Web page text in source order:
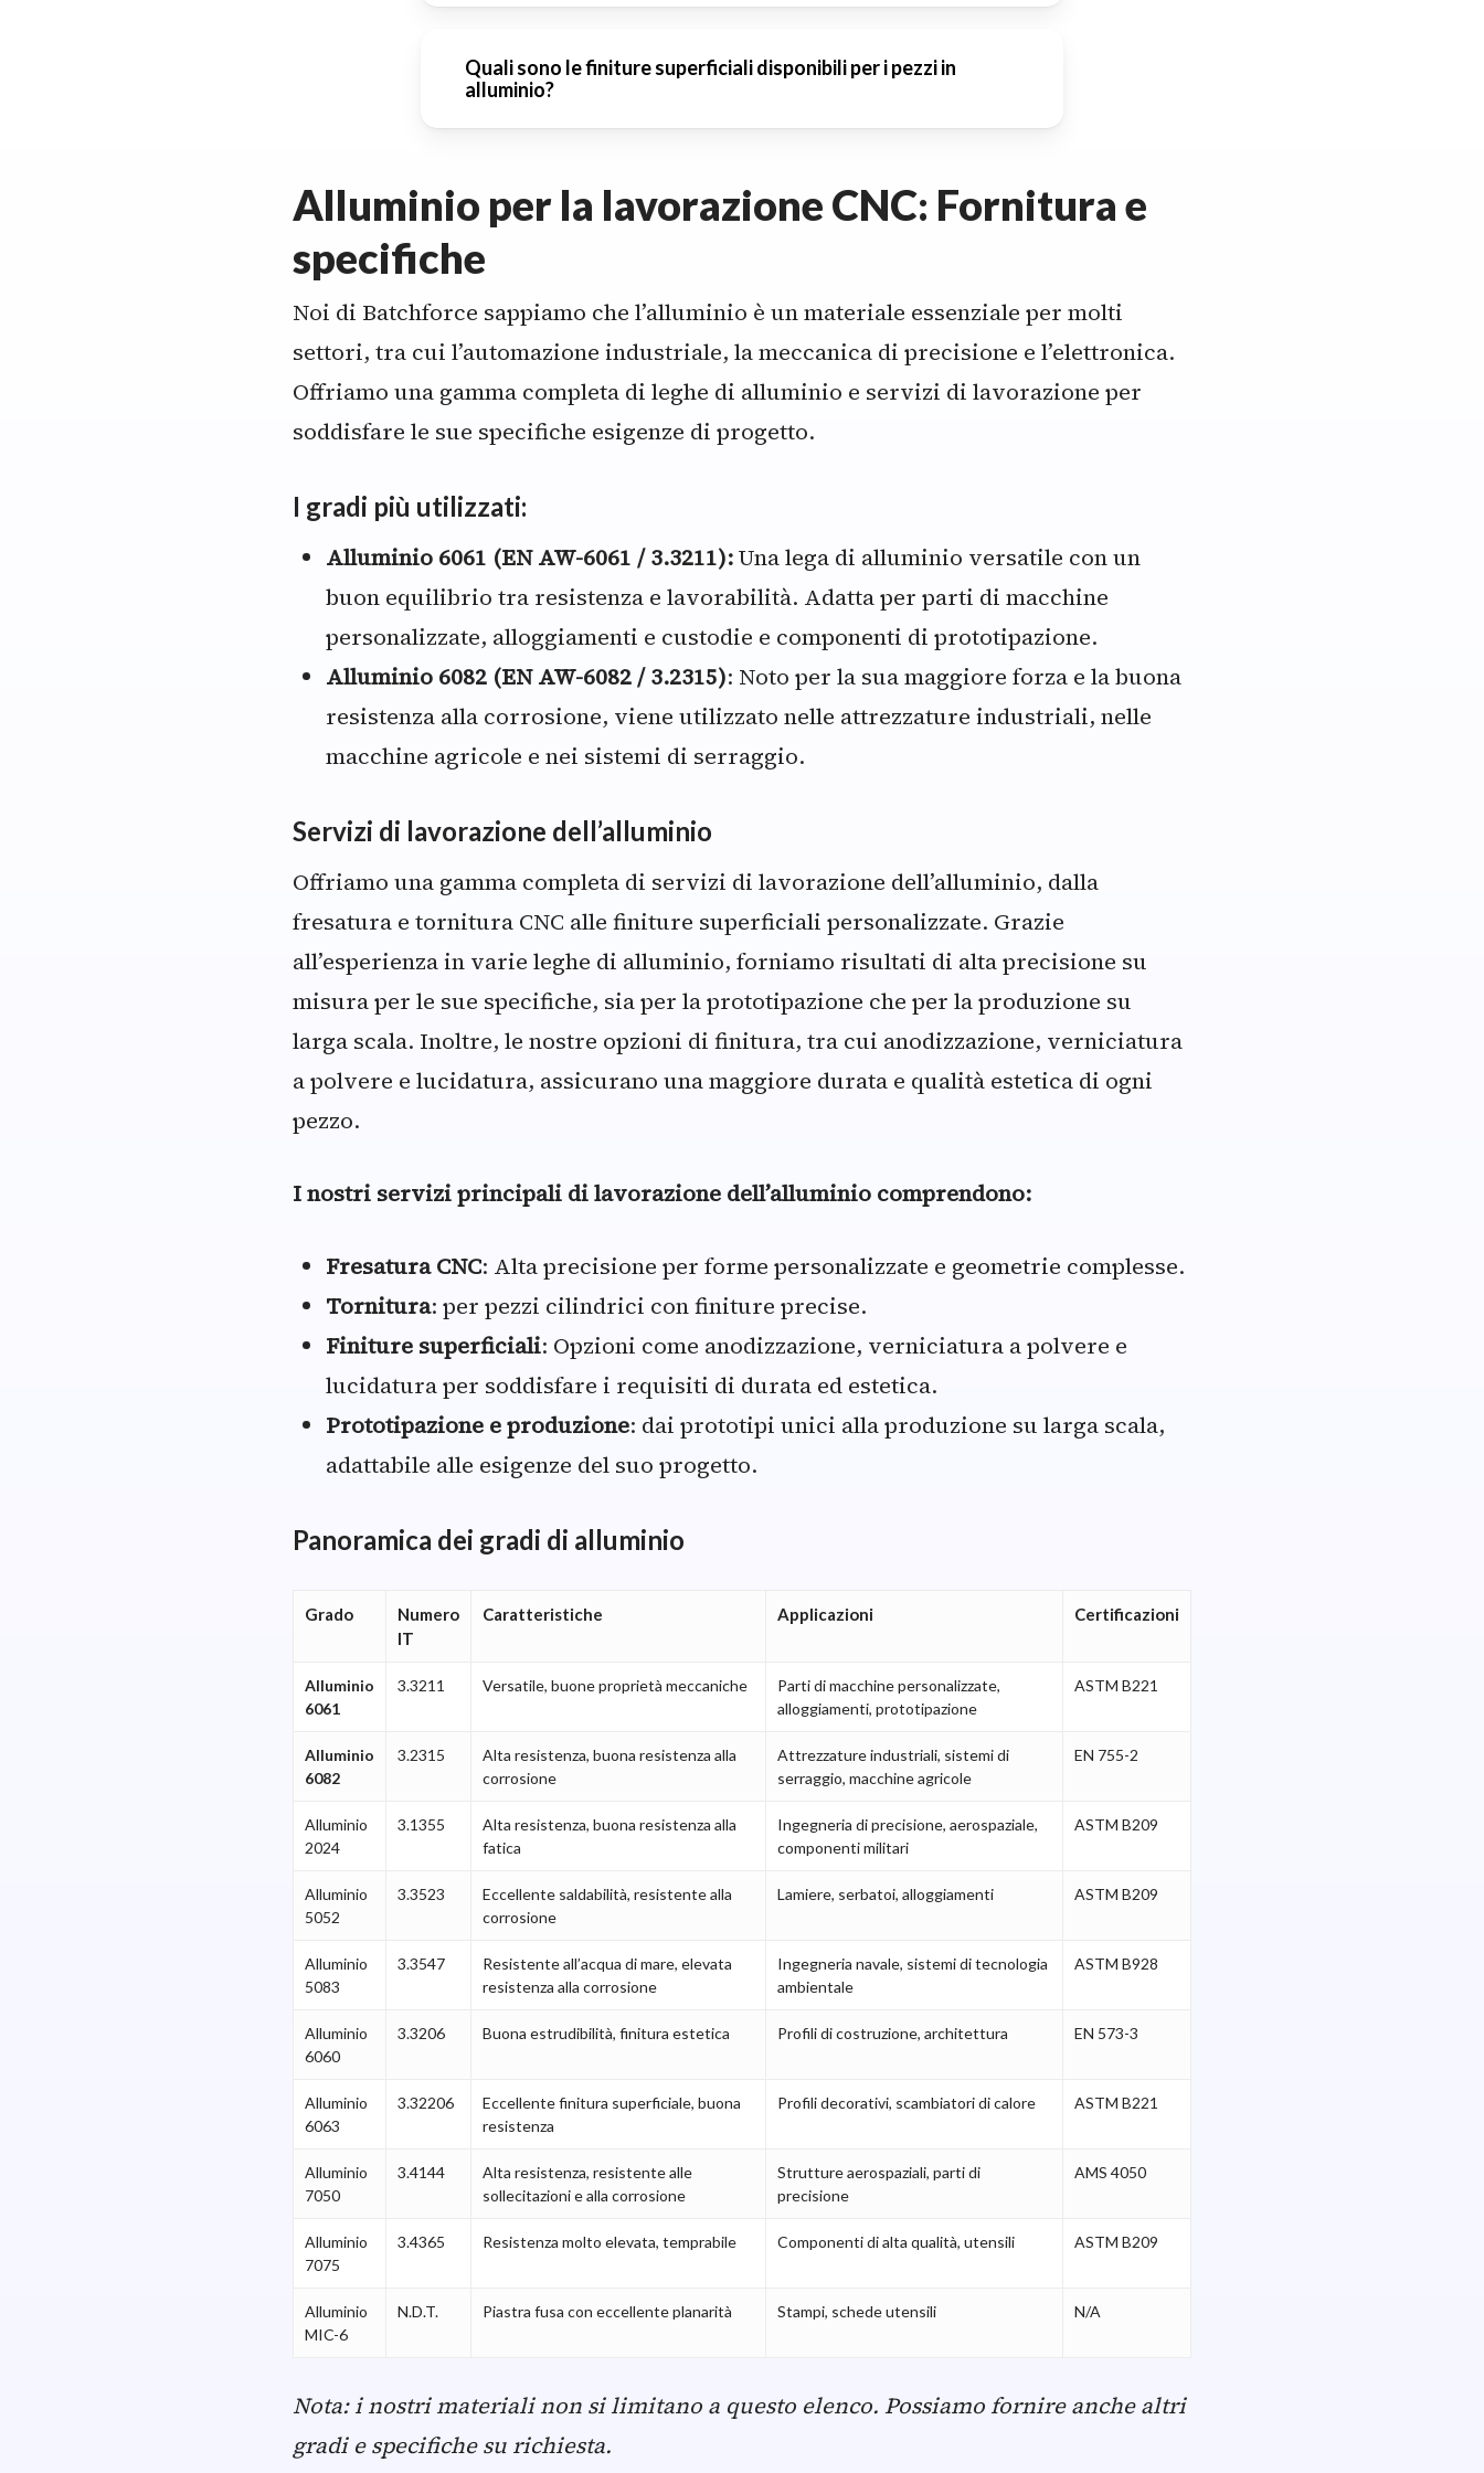
Sì, la leggerezza e la durata dell’alluminio lo rendono
eccellente per i componenti delle apparecchiature
mediche.
Quali sono le finiture superficiali disponibili per i pezzi in
alluminio?
lucidatura per migliorare la durata e l’aspetto.
Alluminio per la lavorazione CNC: Fornitura e
specifiche
Noi di Batchforce sappiamo che l’alluminio è un materiale essenziale per molti
settori, tra cui l’automazione industriale, la meccanica di precisione e l’elettronica.
Offriamo una gamma completa di leghe di alluminio e servizi di lavorazione per
soddisfare le sue specifiche esigenze di progetto.
I gradi più utilizzati:
Alluminio 6061 (EN AW-6061 / 3.3211):Una lega di alluminio versatile con un
buon equilibrio tra resistenza e lavorabilità. Adatta per parti di macchine
personalizzate, alloggiamenti e custodie e componenti di prototipazione.
Alluminio 6082 (EN AW-6082 / 3.2315): Noto per la sua maggiore forza e la buona
resistenza alla corrosione, viene utilizzato nelle attrezzature industriali, nelle
macchine agricole e nei sistemi di serraggio.
Servizi di lavorazione dell’alluminio
Offriamo una gamma completa di servizi di lavorazione dell’alluminio, dalla
fresatura e tornitura CNC alle finiture superficiali personalizzate. Grazie
all’esperienza in varie leghe di alluminio, forniamo risultati di alta precisione su
misura per le sue specifiche, sia per la prototipazione che per la produzione su
larga scala. Inoltre, le nostre opzioni di finitura, tra cui anodizzazione, verniciatura
a polvere e lucidatura, assicurano una maggiore durata e qualità estetica di ogni
pezzo.
I nostri servizi principali di lavorazione dell’alluminio comprendono:
Fresatura CNC: Alta precisione per forme personalizzate e geometrie complesse.
Tornitura: per pezzi cilindrici con finiture precise.
Finiture superficiali: Opzioni come anodizzazione, verniciatura a polvere e
lucidatura per soddisfare i requisiti di durata ed estetica.
Prototipazione e produzione: dai prototipi unici alla produzione su larga scala,
adattabile alle esigenze del suo progetto.
Panoramica dei gradi di alluminio
Grado
Numero
IT
Caratteristiche Applicazioni Certificazioni
Alluminio
6061
3.3211 Versatile, buone proprietà meccaniche
Parti di macchine personalizzate,
alloggiamenti, prototipazione
ASTM B221
Alluminio
6082
3.2315
Alta resistenza, buona resistenza alla
corrosione
Attrezzature industriali, sistemi di
serraggio, macchine agricole
EN 755-2
Alluminio
2024
3.1355
Alta resistenza, buona resistenza alla
fatica
Ingegneria di precisione, aerospaziale,
componenti militari
ASTM B209
Alluminio
5052
3.3523
Eccellente saldabilità, resistente alla
corrosione
Lamiere, serbatoi, alloggiamenti ASTM B209
Alluminio
5083
3.3547
Resistente all’acqua di mare, elevata
resistenza alla corrosione
Ingegneria navale, sistemi di tecnologia
ambientale
ASTM B928
Alluminio
6060
3.3206 Buona estrudibilità, finitura estetica Profili di costruzione, architettura EN 573-3
Alluminio
6063
3.32206
Eccellente finitura superficiale, buona
resistenza
Profili decorativi, scambiatori di calore ASTM B221
Alluminio
7050
3.4144
Alta resistenza, resistente alle
sollecitazioni e alla corrosione
Strutture aerospaziali, parti di
precisione
AMS 4050
Alluminio
7075
3.4365 Resistenza molto elevata, temprabile Componenti di alta qualità, utensili ASTM B209
Alluminio
MIC-6
N.D.T. Piastra fusa con eccellente planarità Stampi, schede utensili N/A
Nota: i nostri materiali non si limitano a questo elenco. Possiamo fornire anche altri
gradi e specifiche su richiesta.